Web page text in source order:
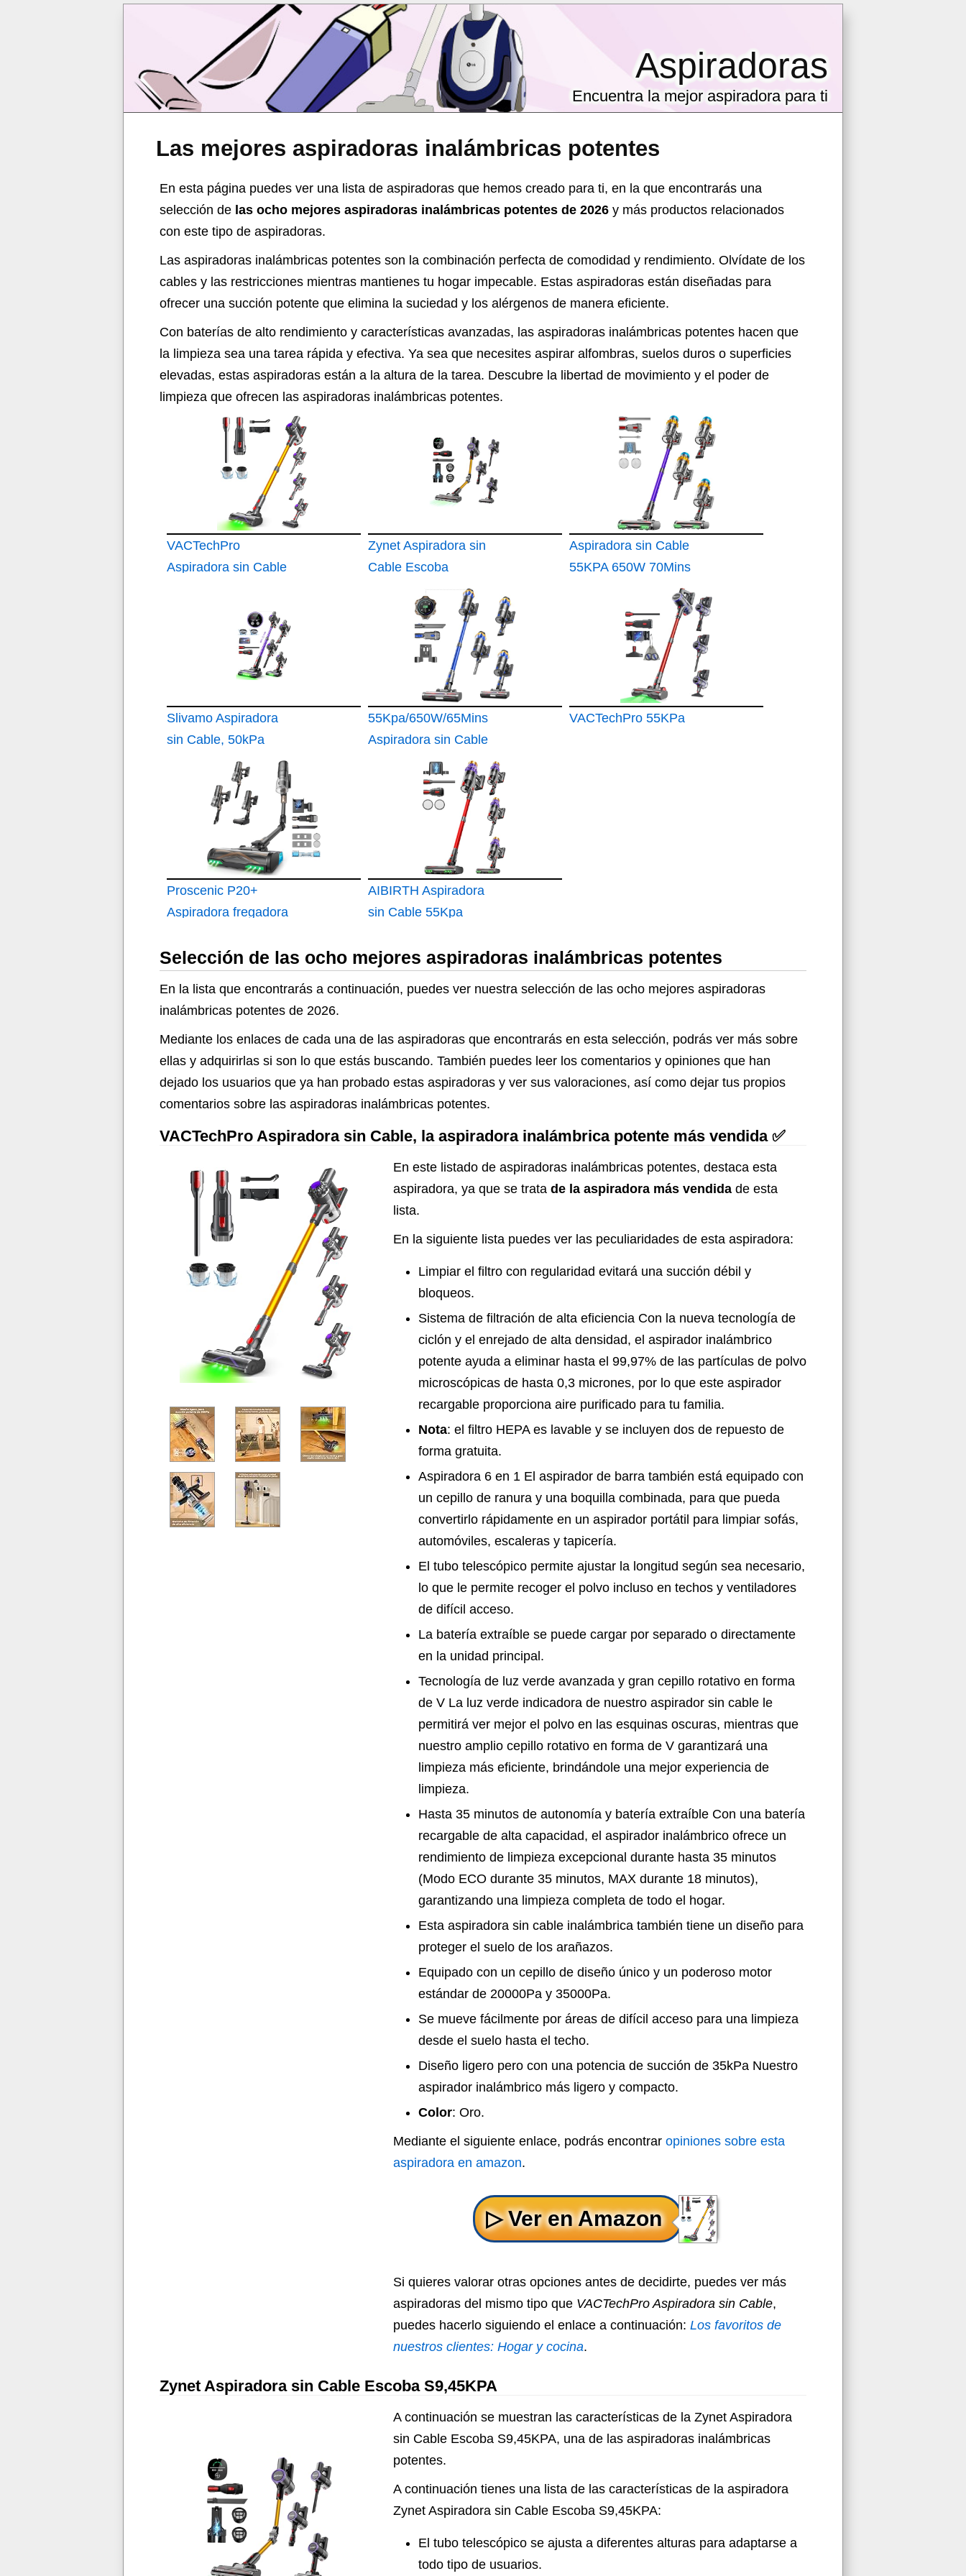
Las mejores aspiradoras inalámbricas potentes
Aspiradoras
Encuentra la mejor aspiradora para ti
En esta página puedes ver una lista de aspiradoras que hemos creado para ti, en la que encontrarás una
selección de las ocho mejores aspiradoras inalámbricas potentes de 2026 y más productos relacionados
con este tipo de aspiradoras.
Las aspiradoras inalámbricas potentes son la combinación perfecta de comodidad y rendimiento. Olvídate de los
cables y las restricciones mientras mantienes tu hogar impecable. Estas aspiradoras están diseñadas para
ofrecer una succión potente que elimina la suciedad y los alérgenos de manera eficiente.
Con baterías de alto rendimiento y características avanzadas, las aspiradoras inalámbricas potentes hacen que
la limpieza sea una tarea rápida y efectiva. Ya sea que necesites aspirar alfombras, suelos duros o superficies
elevadas, estas aspiradoras están a la altura de la tarea. Descubre la libertad de movimiento y el poder de
limpieza que ofrecen las aspiradoras inalámbricas potentes.
VACTechPro
Aspiradora sin Cable
Zynet Aspiradora sin
Cable Escoba
S9,45KPA
Aspiradora sin Cable
55KPA 650W 70Mins
Slivamo Aspiradora
sin Cable, 50kPa
55Kpa/650W/65Mins
Aspiradora sin Cable
VACTechPro 55KPa
Proscenic P20+
Aspiradora fregadora
AIBIRTH Aspiradora
sin Cable 55Kpa
Selección de las ocho mejores aspiradoras inalámbricas potentes
En la lista que encontrarás a continuación, puedes ver nuestra selección de las ocho mejores aspiradoras
inalámbricas potentes de 2026.
Mediante los enlaces de cada una de las aspiradoras que encontrarás en esta selección, podrás ver más sobre
ellas y adquirirlas si son lo que estás buscando. También puedes leer los comentarios y opiniones que han
dejado los usuarios que ya han probado estas aspiradoras y ver sus valoraciones, así como dejar tus propios
comentarios sobre las aspiradoras inalámbricas potentes.
VACTechPro Aspiradora sin Cable, la aspiradora inalámbrica potente más vendida ✅
En este listado de aspiradoras inalámbricas potentes, destaca esta
aspiradora, ya que se trata de la aspiradora más vendida de esta
lista.
En la siguiente lista puedes ver las peculiaridades de esta aspiradora:
Limpiar el filtro con regularidad evitará una succión débil y
bloqueos.
Sistema de filtración de alta eficiencia Con la nueva tecnología de
ciclón y el enrejado de alta densidad, el aspirador inalámbrico
potente ayuda a eliminar hasta el 99,97% de las partículas de polvo
microscópicas de hasta 0,3 micrones, por lo que este aspirador
recargable proporciona aire purificado para tu familia.
Nota: el filtro HEPA es lavable y se incluyen dos de repuesto de
forma gratuita.
Aspiradora 6 en 1 El aspirador de barra también está equipado con
un cepillo de ranura y una boquilla combinada, para que pueda
convertirlo rápidamente en un aspirador portátil para limpiar sofás,
automóviles, escaleras y tapicería.
El tubo telescópico permite ajustar la longitud según sea necesario,
lo que le permite recoger el polvo incluso en techos y ventiladores
de difícil acceso.
La batería extraíble se puede cargar por separado o directamente
en la unidad principal.
Tecnología de luz verde avanzada y gran cepillo rotativo en forma
de V La luz verde indicadora de nuestro aspirador sin cable le
permitirá ver mejor el polvo en las esquinas oscuras, mientras que
nuestro amplio cepillo rotativo en forma de V garantizará una
limpieza más eficiente, brindándole una mejor experiencia de
limpieza.
Hasta 35 minutos de autonomía y batería extraíble Con una batería
recargable de alta capacidad, el aspirador inalámbrico ofrece un
rendimiento de limpieza excepcional durante hasta 35 minutos
(Modo ECO durante 35 minutos, MAX durante 18 minutos),
garantizando una limpieza completa de todo el hogar.
Esta aspiradora sin cable inalámbrica también tiene un diseño para
proteger el suelo de los arañazos.
Equipado con un cepillo de diseño único y un poderoso motor
estándar de 20000Pa y 35000Pa.
Se mueve fácilmente por áreas de difícil acceso para una limpieza
desde el suelo hasta el techo.
Diseño ligero pero con una potencia de succión de 35kPa Nuestro
aspirador inalámbrico más ligero y compacto.
Color: Oro.
Mediante el siguiente enlace, podrás encontrar opiniones sobre esta
aspiradora en amazon.
Si quieres valorar otras opciones antes de decidirte, puedes ver más
aspiradoras del mismo tipo que VACTechPro Aspiradora sin Cable,
puedes hacerlo siguiendo el enlace a continuación: Los favoritos de
nuestros clientes: Hogar y cocina.
Zynet Aspiradora sin Cable Escoba S9,45KPA
A continuación se muestran las características de la Zynet Aspiradora
sin Cable Escoba S9,45KPA, una de las aspiradoras inalámbricas
potentes.
A continuación tienes una lista de las características de la aspiradora
Zynet Aspiradora sin Cable Escoba S9,45KPA:
El tubo telescópico se ajusta a diferentes alturas para adaptarse a
todo tipo de usuarios.